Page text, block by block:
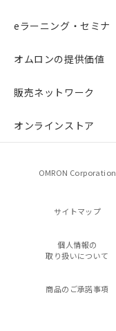
eラーニング・セミナ
オムロンの提供価値
販売ネットワーク
オンラインストア
OMRON Corporation
サイトマップ
個人情報の
取り扱いについて
商品のご承諾事項